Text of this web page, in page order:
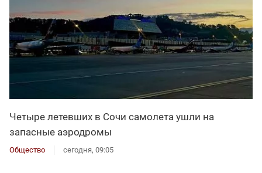
Четыре летевших в Сочи самолета ушли на
запасные аэродромы
Общество сегодня, 09:05